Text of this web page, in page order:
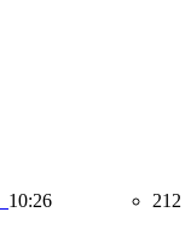
10:26 212